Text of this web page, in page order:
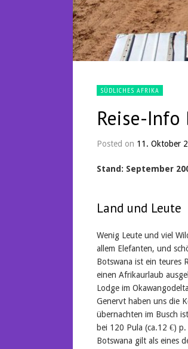
SÜDLICHES AFRIKA
Reise-Info
Posted on 11. Oktober
Stand: September
Land und Leute
Wenig Leute und viel
allem Elefanten, und
Botswana ist ein teures
einen Afrikaurlaub
Lodge im
Genervt haben uns die
übernachten im Busch
bei 120 Pula (ca.12 €) p.
Botswana gilt als eines